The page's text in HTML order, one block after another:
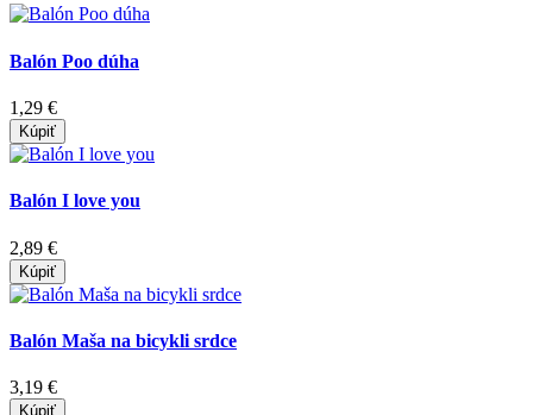
Balón Poo dúha
1,29 €
Kúpiť
Balón I love you
2,89 €
Kúpiť
Balón Maša na bicykli srdce
3,19 €
Kúpiť